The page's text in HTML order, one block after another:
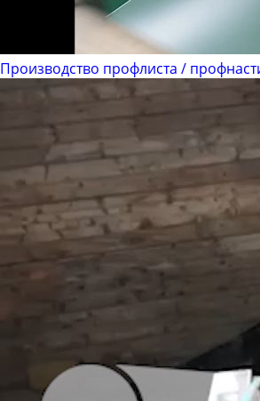
Производство профлиста /